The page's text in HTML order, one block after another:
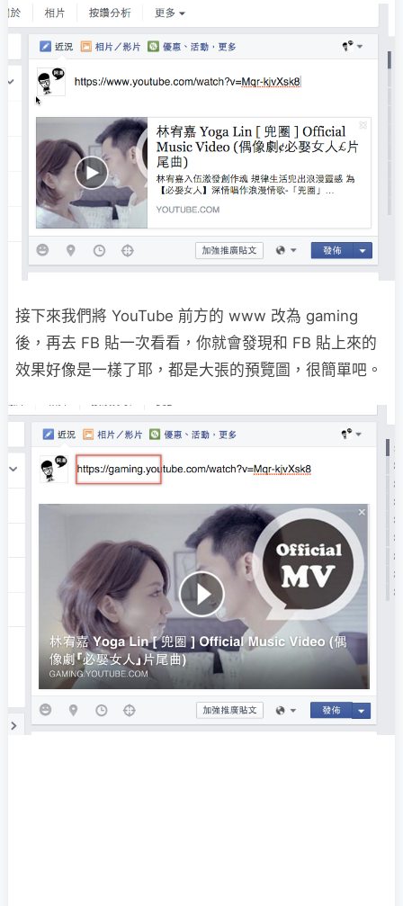
接下來我們將 YouTube 前方的 www 改為 gaming
後，再去 FB 貼一次看看，你就會發現和 FB 貼上來的
效果好像是一樣了耶，都是大張的預覽圖，很簡單吧。